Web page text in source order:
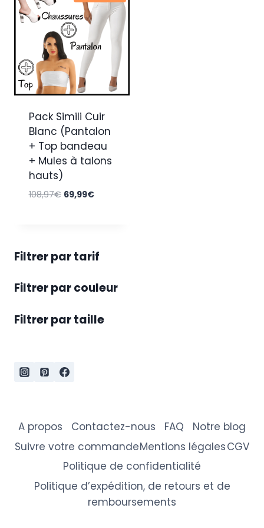
Pack Simili Cuir
Blanc (Pantalon
+ Top bandeau
+ Mules à talons
hauts)
108,97€ Le
108,97€.
69,99€Le
69,99€.
Filtrer par tarif
Filtrer par couleur
Filtrer par taille
A propos Contactez-nous FAQ
Notre blog
Suivre votre commandeMentions légalesCGV
Politique de confidentialité
Politique d’expédition, de retours et de
remboursements